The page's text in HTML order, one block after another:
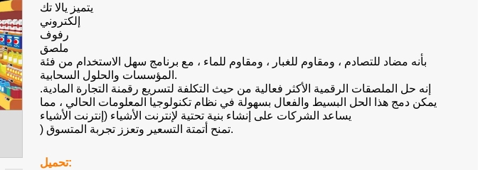
يتميز يالا تك
إلكتروني
رفوف
ملصق
بأنه مضاد للتصادم ، ومقاوم للغبار ، ومقاوم للماء ، مع برنامج سهل الاستخدام من فئة
المؤسسات والحلول السحابية.
إنه حل الملصقات الرقمية الأكثر فعالية من حيث التكلفة لتسريع رقمنة التجارة المادية.
يمكن دمج هذا الحل البسيط والفعال بسهولة في نظام تكنولوجيا المعلومات الحالي ، مما
يساعد الشركات على إنشاء بنية تحتية لإنترنت الأشياء (إنترنت الأشياء
) تمنح أتمتة التسعير وتعزز تجربة المتسوق.
تحميل: